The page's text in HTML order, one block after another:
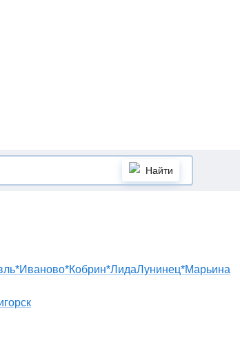
Найти
Иваново*Кобрин*ЛидаЛунинец*Марьина